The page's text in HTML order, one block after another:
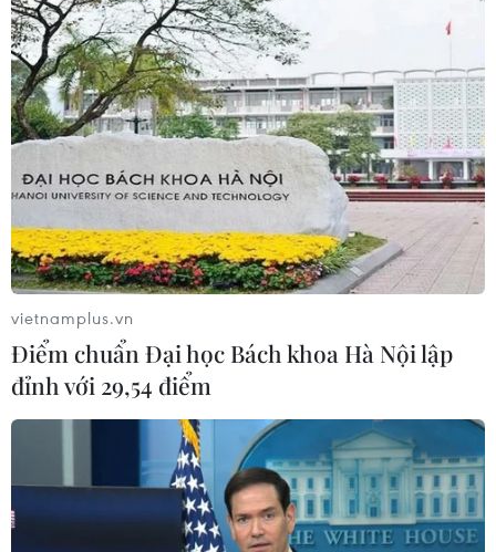
vietnamplus.vn
Điểm chuẩn Đại học Bách khoa Hà Nội lập
đỉnh với 29,54 điểm